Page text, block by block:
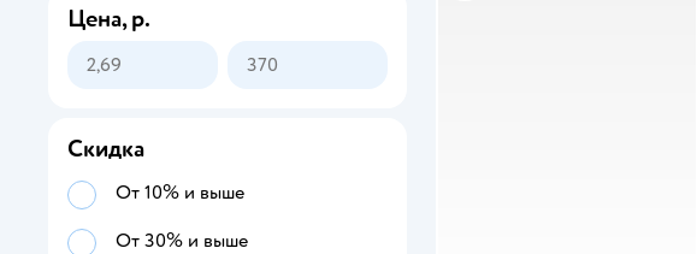
Цена, р.
Скидка
От 10% и выше
От 30% и выше